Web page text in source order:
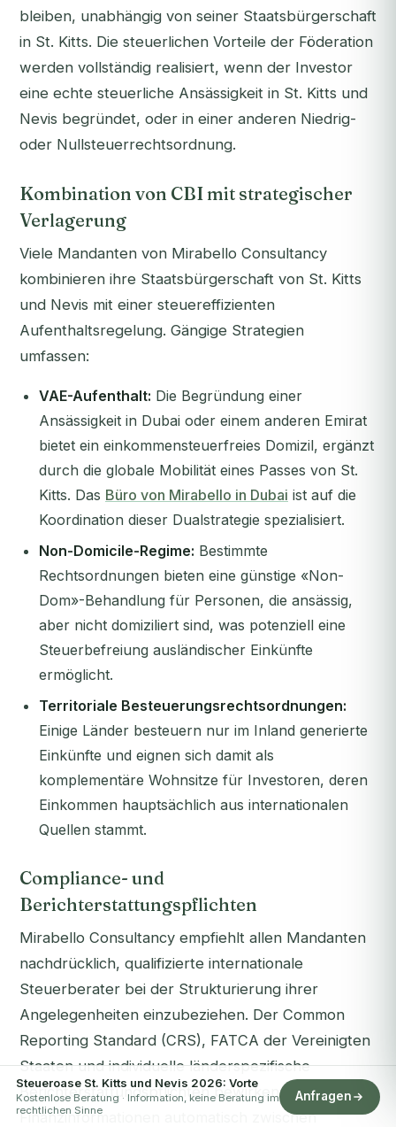
bleiben, unabhängig von seiner Staatsbürgerschaft
in St. Kitts. Die steuerlichen Vorteile der Föderation
werden vollständig realisiert, wenn der Investor
eine echte steuerliche Ansässigkeit in St. Kitts und
Nevis begründet, oder in einer anderen Niedrig-
oder Nullsteuerrechtsordnung.
Kombination von CBI mit strategischer
Verlagerung
Viele Mandanten von Mirabello Consultancy
kombinieren ihre Staatsbürgerschaft von St. Kitts
und Nevis mit einer steuereffizienten
Aufenthaltsregelung. Gängige Strategien
umfassen:
VAE-Aufenthalt: Die Begründung einer
Ansässigkeit in Dubai oder einem anderen Emirat
bietet ein einkommensteuerfreies Domizil, ergänzt
durch die globale Mobilität eines Passes von St.
Kitts. Das Büro von Mirabello in Dubai ist auf die
Koordination dieser Dualstrategie spezialisiert.
Non-Domicile-Regime: Bestimmte
Rechtsordnungen bieten eine günstige «Non-
Dom»-Behandlung für Personen, die ansässig,
aber nicht domiziliert sind, was potenziell eine
Steuerbefreiung ausländischer Einkünfte
ermöglicht.
Territoriale Besteuerungsrechtsordnungen:
Einige Länder besteuern nur im Inland generierte
Einkünfte und eignen sich damit als
komplementäre Wohnsitze für Investoren, deren
Einkommen hauptsächlich aus internationalen
Quellen stammt.
Compliance- und
Berichterstattungspflichten
Mirabello Consultancy empfiehlt allen Mandanten
nachdrücklich, qualifizierte internationale
Steuerberater bei der Strukturierung ihrer
Angelegenheiten einzubeziehen. Der Common
Reporting Standard (CRS), FATCA der Vereinigten
Staaten und individuelle länderspezifische
Berichterstattungspflichten bewirken, dass
Finanzinformationen automatisch zwischen
Steueroase St. Kitts und Nevis 2026: Vorte
Kostenlose Beratung · Information, keine Beratung im
rechtlichen Sinne
Anfragen